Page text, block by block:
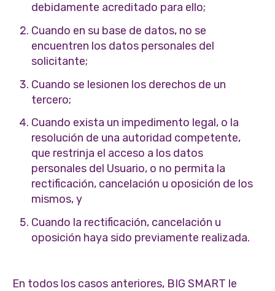
debidamente acreditado para ello;
Cuando en su base de datos, no se
encuentren los datos personales del
solicitante;
Cuando se lesionen los derechos de un
tercero;
Cuando exista un impedimento legal, o la
resolución de una autoridad competente,
que restrinja el acceso a los datos
personales del Usuario, o no permita la
rectificación, cancelación u oposición de los
mismos, y
Cuando la rectificación, cancelación u
oposición haya sido previamente realizada.
En todos los casos anteriores, BIG SMART le